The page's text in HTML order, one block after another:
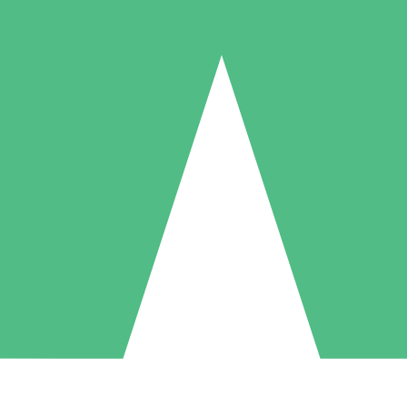
Packs de Crédits Individuels
à l'utilisation avec des crédits de téléchargement. Sans engagement
5 Téléchargements
US$